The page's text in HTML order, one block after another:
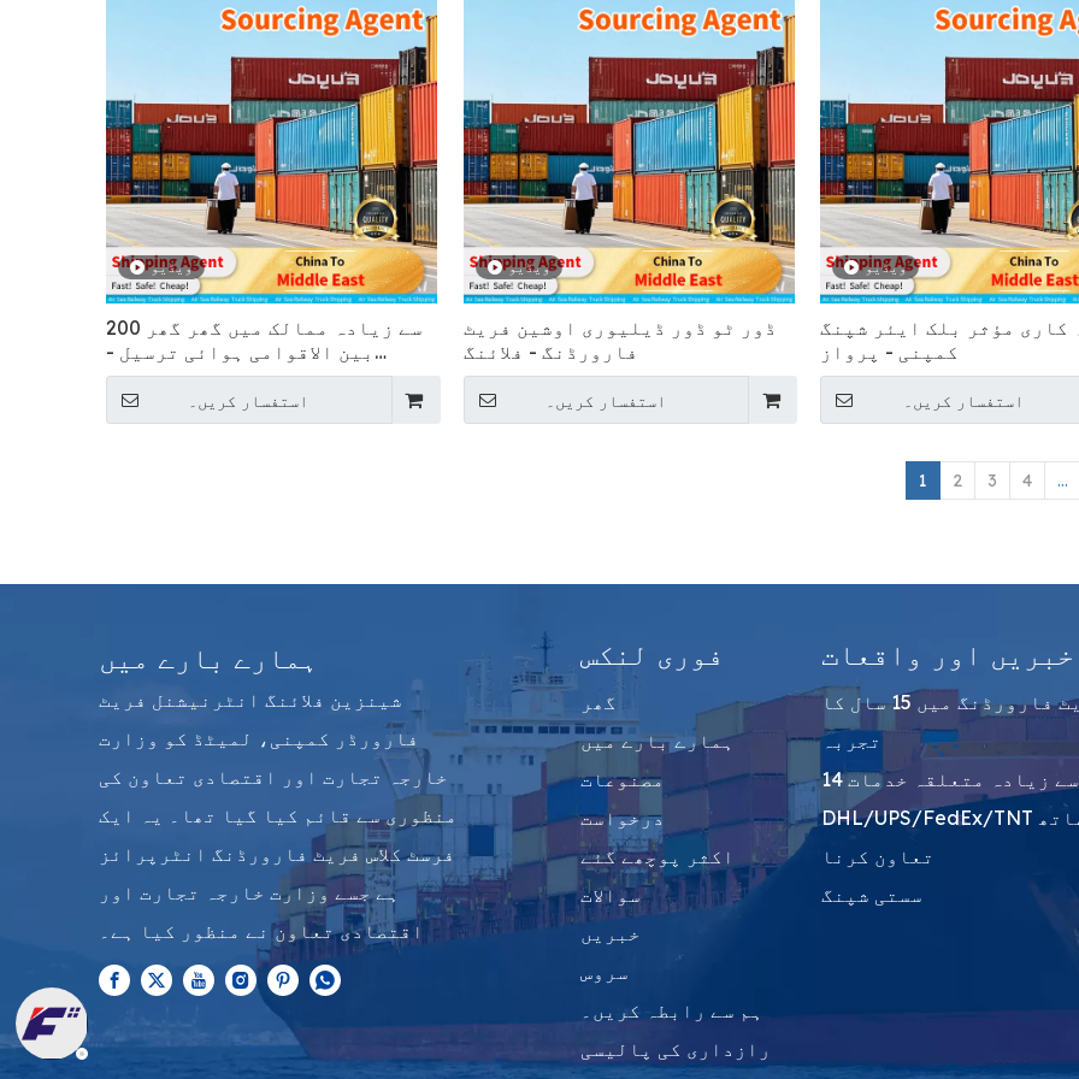
ویڈیو
200 سے زیادہ ممالک میں گھر گھر
بین الاقوامی ہوائی ترسیل -
پرواز
استفسار کریں۔
ویڈیو
ڈور ٹو ڈور ڈیلیوری اوشین فریٹ
فارورڈنگ - فلائنگ
استفسار کریں۔
ویڈیو
کاری مؤثر بلک ایئر شپنگ
کمپنی - پرواز
استفسار کریں۔
1 2 3 4 ...
ہمارے بارے میں
شینزین فلائنگ انٹرنیشنل فریٹ
فارورڈر کمپنی، لمیٹڈ کو وزارت
خارجہ تجارت اور اقتصادی تعاون کی
منظوری سے قائم کیا گیا تھا۔ یہ ایک
فرسٹ کلاس فریٹ فارورڈنگ انٹرپرائز
ہے جسے وزارت خارجہ تجارت اور
اقتصادی تعاون نے منظور کیا ہے۔
فوری لنکس
گھر
ہمارے بارے میں
مصنوعات
درخواست
اکثر پوچھے گئے
سوالات
خبریں
سروس
ہم سے رابطہ کریں۔
رازداری کی پالیسی
خبریں اور واقعات
فریٹ فارورڈنگ میں 15 سال کا
تجربہ
14 سے زیادہ متعلقہ خدمات
DHL/UPS/FedEx/TNT کے ساتھ
تعاون کرنا
سستی شپنگ